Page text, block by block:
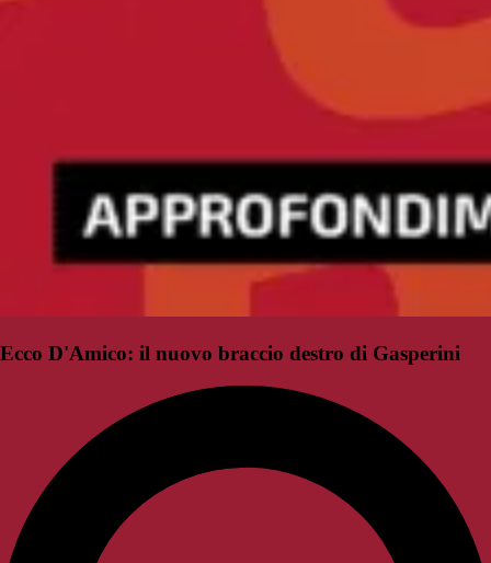
Ecco D'Amico: il nuovo braccio destro di Gasperini